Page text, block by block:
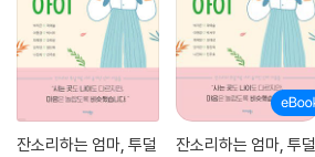
잔소리하는 엄마, 투덜
잔소리하는 엄마, 투덜